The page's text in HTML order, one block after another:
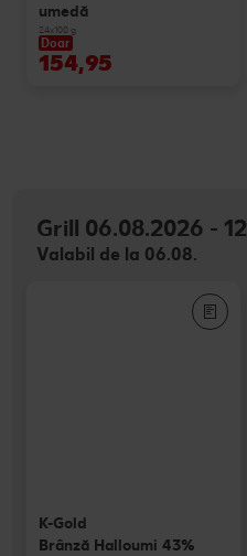
umedă
24x100 g
Doar
154,95
Grill 06.08.2026 -
Valabil de la 06.08.
K-Gold
Brânză Halloumi 43%